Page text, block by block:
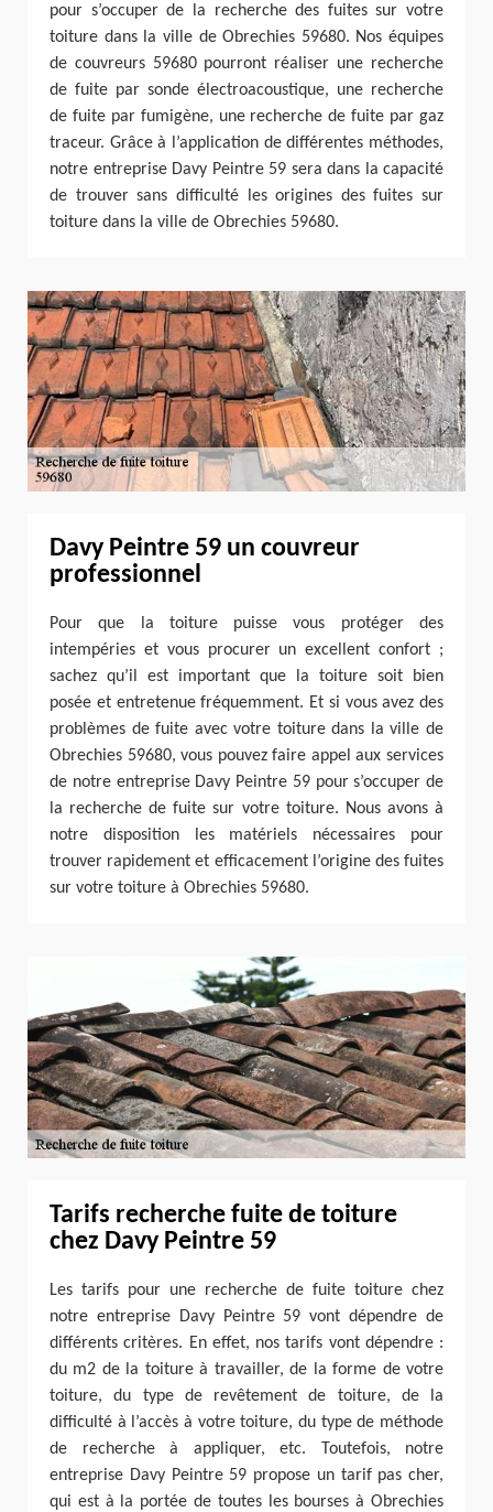
pour s’occuper de la recherche des fuites sur votre
toiture dans la ville de Obrechies 59680. Nos équipes
de couvreurs 59680 pourront réaliser une recherche
de fuite par sonde électroacoustique, une recherche
de fuite par fumigène, une recherche de fuite par gaz
traceur. Grâce à l’application de différentes méthodes,
notre entreprise Davy Peintre 59 sera dans la capacité
de trouver sans difficulté les origines des fuites sur
toiture dans la ville de Obrechies 59680.
Davy Peintre 59 un couvreur
professionnel
Pour que la toiture puisse vous protéger des
intempéries et vous procurer un excellent confort ;
sachez qu’il est important que la toiture soit bien
posée et entretenue fréquemment. Et si vous avez des
problèmes de fuite avec votre toiture dans la ville de
Obrechies 59680, vous pouvez faire appel aux services
de notre entreprise Davy Peintre 59 pour s’occuper de
la recherche de fuite sur votre toiture. Nous avons à
notre disposition les matériels nécessaires pour
trouver rapidement et efficacement l’origine des fuites
sur votre toiture à Obrechies 59680.
Tarifs recherche fuite de toiture
chez Davy Peintre 59
Les tarifs pour une recherche de fuite toiture chez
notre entreprise Davy Peintre 59 vont dépendre de
différents critères. En effet, nos tarifs vont dépendre :
du m2 de la toiture à travailler, de la forme de votre
toiture, du type de revêtement de toiture, de la
difficulté à l’accès à votre toiture, du type de méthode
de recherche à appliquer, etc. Toutefois, notre
entreprise Davy Peintre 59 propose un tarif pas cher,
qui est à la portée de toutes les bourses à Obrechies